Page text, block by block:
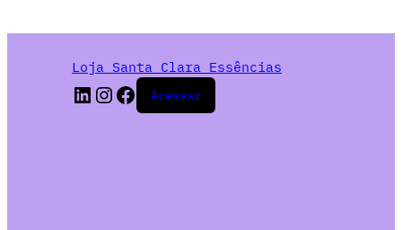
Loja Santa Clara Essências
Acessar